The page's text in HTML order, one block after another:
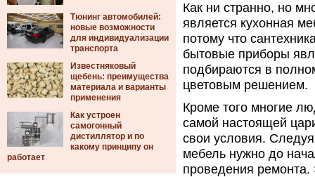
Тюнинг автомобилей:
новые возможности
для индивидуализации
транспорта
Известняковый
щебень: преимущества
материала и варианты
применения
Как устроен
самогонный
дистиллятор и по
какому принципу он
работает
Как ни странно, но
является кухонная
потому что
бытовые приборы
подбираются в
цветовым решением.
Кроме того многие
самой настоящей
свои условия.
мебель нужно до
проведения ремонта.